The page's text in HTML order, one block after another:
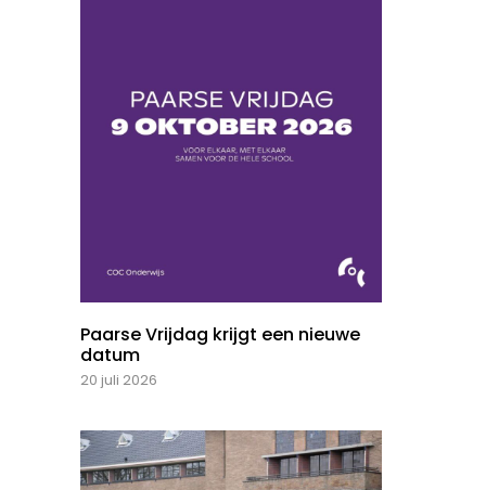
Paarse Vrijdag krijgt een nieuwe
datum
20 juli 2026